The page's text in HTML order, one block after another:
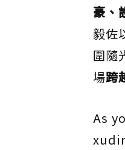
豪、
毅佐
圍隨
場跨
As